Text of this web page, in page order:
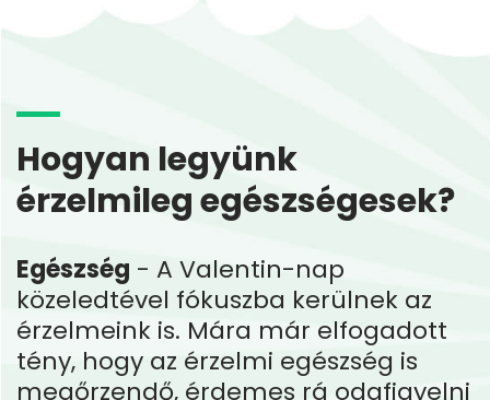
Hogyan legyünk
érzelmileg egészségesek?
Egészség - A Valentin-nap
közeledtével fókuszba kerülnek az
érzelmeink is. Mára már elfogadott
tény, hogy az érzelmi egészség is
megőrzendő, érdemes rá odafigyelni